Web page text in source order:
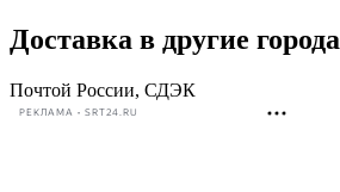
Доставка в другие города
Почтой России, СДЭК
РЕКЛАМА • SRT24.RU